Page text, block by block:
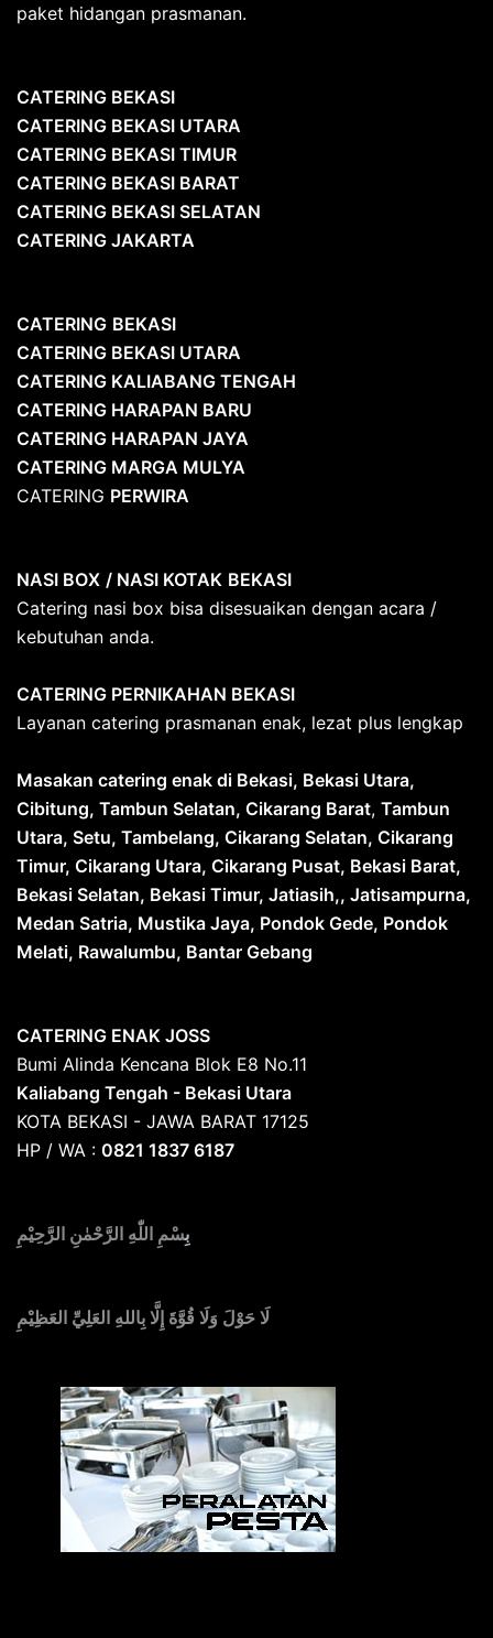
paket hidangan prasmanan.
CATERING BEKASI
CATERING BEKASI UTARA
CATERING BEKASI TIMUR
CATERING BEKASI BARAT
CATERING BEKASI SELATAN
CATERING JAKARTA
CATERING BEKASI
CATERING BEKASI UTARA
CATERING KALIABANG TENGAH
CATERING HARAPAN BARU
CATERING HARAPAN JAYA
CATERING MARGA MULYA
CATERING PERWIRA
NASI BOX / NASI KOTAK BEKASI
Catering nasi box bisa disesuaikan dengan acara /
kebutuhan anda.
CATERING PERNIKAHAN BEKASI
Layanan catering prasmanan enak, lezat plus lengkap
Masakan catering enak di Bekasi, Bekasi Utara,
Cibitung, Tambun Selatan, Cikarang Barat, Tambun
Utara, Setu, Tambelang, Cikarang Selatan, Cikarang
Timur, Cikarang Utara, Cikarang Pusat, Bekasi Barat,
Bekasi Selatan, Bekasi Timur, Jatiasih,, Jatisampurna,
Medan Satria, Mustika Jaya, Pondok Gede, Pondok
Melati, Rawalumbu, Bantar Gebang
CATERING ENAK JOSS
Bumi Alinda Kencana Blok E8 No.11
Kaliabang Tengah - Bekasi Utara
KOTA BEKASI - JAWA BARAT 17125
HP / WA : 0821 1837 6187
بِسْمِ اللّٰهِ الرَّحْمٰنِ الرَّحِيْمِ
لَا حَوْلَ وَلَا قُوَّةَ إِلَّا بِاللهِ العَلِيِّ العَظِيْمِ